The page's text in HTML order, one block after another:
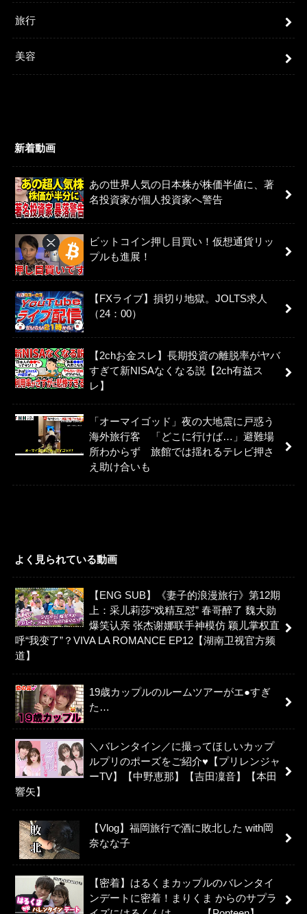
旅行
美容
新着動画
あの世界人気の日本株が株価半値に、著
名投資家が個人投資家へ警告
ビットコイン押し目買い！仮想通貨リッ
プルも進展！
【FXライブ】損切り地獄。JOLTS求人
（24：00）
【2chお金スレ】長期投資の離脱率がヤバ
すぎて新NISAなくなる説【2ch有益ス
レ】
「オーマイゴッド」夜の大地震に戸惑う
海外旅行客 「どこに行けば…」避難場
所わからず 旅館では揺れるテレビ押さ
え助け合いも
よく見られている動画
【ENG SUB】《妻子的浪漫旅行》第12期
上：采儿莉莎“戏精互怼” 春哥醉了 魏大勋
爆笑认亲 张杰谢娜联手神模仿 颖儿掌权直
呼“我变了”？VIVA LA ROMANCE EP12【湖南卫视官方频
道】
19歳カップルのルームツアーがエ●すぎ
た…
＼バレンタイン／に撮ってほしいカップ
ルプリのポーズをご紹介♥【プリレンジャ
ーTV】【中野恵那】【吉田凜音】【本田
響矢】
【Vlog】福岡旅行で酒に敗北した with岡
奈なな子
【密着】はるくまカップルのバレンタイ
ンデートに密着！まりくま からのサプラ